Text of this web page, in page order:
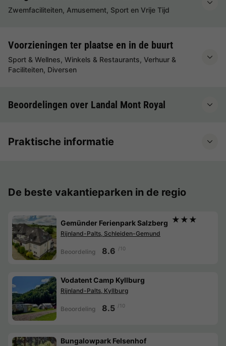
Zwemfaciliteiten, Amusement, Sport en Vrije Tijd
Voorzieningen ter plaatse en in de buurt
Sport & Wellnes, Winkels & Restaurants, Verhuur &
Faciliteiten, Diversen
Beoordelingen over Landal Mont Royal
Praktische informatie
De beste vakantieparken in de regio
Gemünder Ferienpark Salzberg ★★★
Rijnland-Palts, Schleiden-Gemund
Beoordeling 8.6 /10
Vodatent Camp Kyllburg
Rijnland-Palts, Kyllburg
Beoordeling 8.5 /10
Bungalowpark Felsenhof